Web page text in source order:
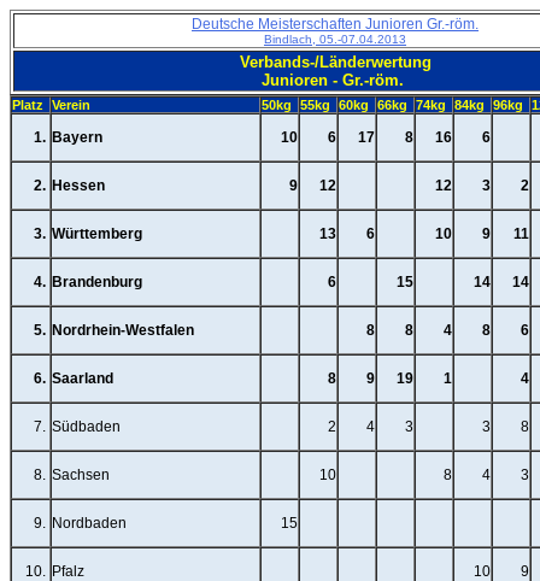
Deutsche Meisterschaften Junioren Gr.-röm.
Bindlach, 05.-07.04.2013
Verbands-/Länderwertung
Junioren - Gr.-röm.
Platz Verein 50kg 55kg 60kg 66kg 74kg 84kg 96kg
1. Bayern 10 6 17 8 16 6
2. Hessen 9 12 12 3 2
3. Württemberg 13 6 10 9 11
4. Brandenburg 6 15 14 14
5. Nordrhein-Westfalen 8 8 4 8 6
6. Saarland 8 9 19 1 4
7. Südbaden 2 4 3 3 8
8. Sachsen 10 8 4 3
9. Nordbaden 15
10. Pfalz 10 9